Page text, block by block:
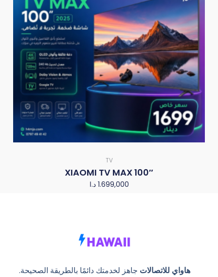
TV
XIAOMI TV MAX 100″
1.699,000 د.ا
هاواي للاتصالات جاهز لخدمتك دائمًا بالطريقة الصحيحة.